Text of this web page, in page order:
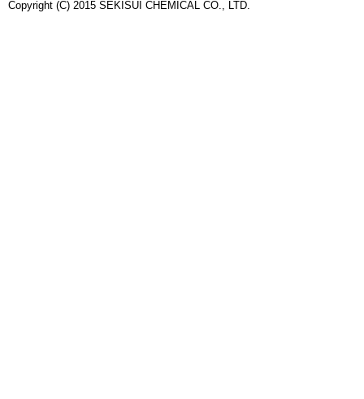
Copyright (C) 2015 SEKISUI CHEMICAL CO., LTD.